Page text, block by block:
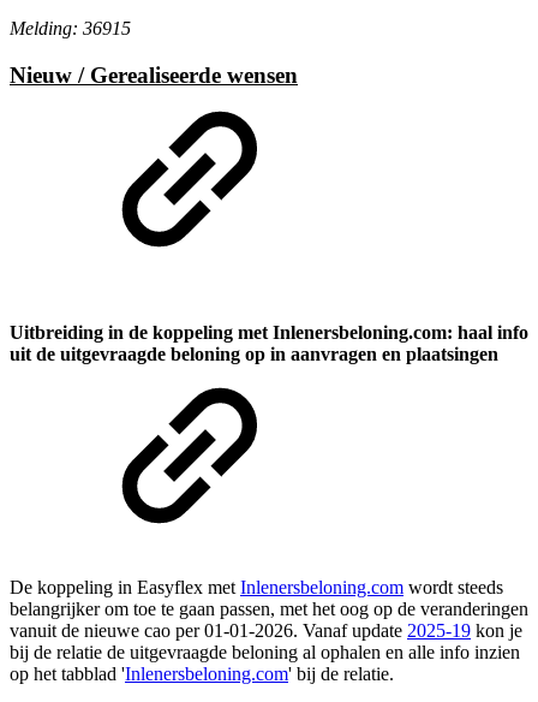
Melding: 36915
Nieuw / Gerealiseerde wensen
Uitbreiding in de koppeling met Inlenersbeloning.com: haal info
uit de uitgevraagde beloning op in aanvragen en plaatsingen
De koppeling in Easyflex met Inlenersbeloning.com wordt steeds
belangrijker om toe te gaan passen, met het oog op de veranderingen
vanuit de nieuwe cao per 01-01-2026. Vanaf update 2025-19 kon je
bij de relatie de uitgevraagde beloning al ophalen en alle info inzien
op het tabblad 'Inlenersbeloning.com' bij de relatie.